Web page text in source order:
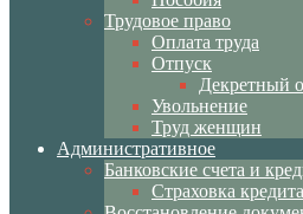
Трудовое право
Оплата труда
Отпуск
Декретный
Увольнение
Труд женщин
Административное
Банковские счета и
Страховка кредита